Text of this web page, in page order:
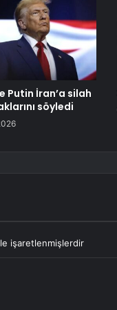
Putin İran’a silah
söyledi
işaretlenmişlerdir